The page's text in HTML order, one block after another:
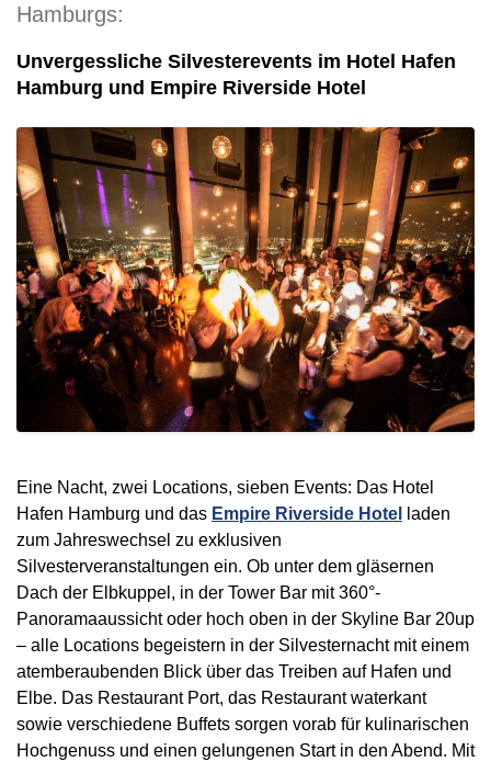
Hamburgs:
Unvergessliche Silvesterevents im Hotel Hafen
Hamburg und Empire Riverside Hotel
Eine Nacht, zwei Locations, sieben Events: Das Hotel
Hafen Hamburg und das Empire Riverside Hotel
laden
zum Jahreswechsel zu exklusiven
Silvesterveranstaltungen ein. Ob unter dem gläsernen
Dach der Elbkuppel, in der Tower Bar mit 360°-
Panoramaaussicht oder hoch oben in der Skyline Bar 20up
– alle Locations begeistern in der Silvesternacht mit einem
atemberaubenden Blick über das Treiben auf Hafen und
Elbe. Das Restaurant Port, das Restaurant waterkant
sowie verschiedene Buffets sorgen vorab für kulinarischen
Hochgenuss und einen gelungenen Start in den Abend. Mit